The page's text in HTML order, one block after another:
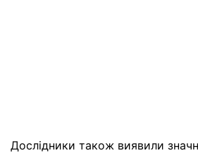
Дослідники також виявили